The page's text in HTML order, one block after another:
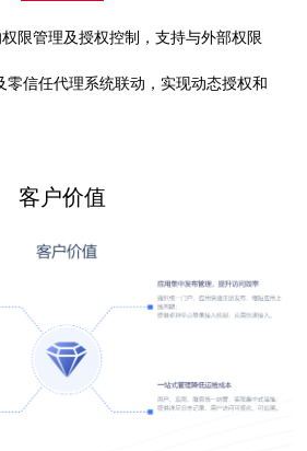
限管理及授权控制，支持与外部权限
零信任代理系统联动，实现动态授权和
客户价值